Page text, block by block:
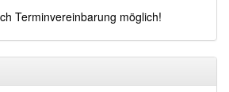
Terminvereinbarung möglich!